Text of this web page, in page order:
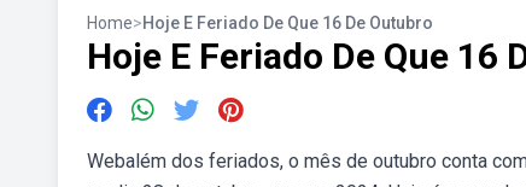
Home>Hoje E Feriado De Que 16 De Outubro
Hoje E Feriado De Que 16
Webalém dos feriados, o mês de outubro conta